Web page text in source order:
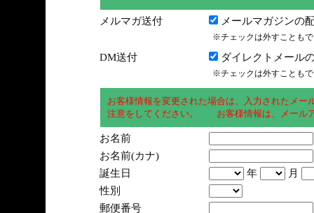
メルマガ送付 メールマガジンの
※チェックは外すことも
DM送付 ダイレクトメール
※チェックは外すことも
お客様情報を変更された場合は、入力されたメ
注意をしてください。 お客様情報は、メール
お名前
お名前(カナ)
誕生日
年
月
性別
郵便番号